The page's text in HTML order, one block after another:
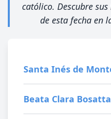
católico. Descubre
de esta fecha en
Santa Inés de
Beata Clara Bosatta